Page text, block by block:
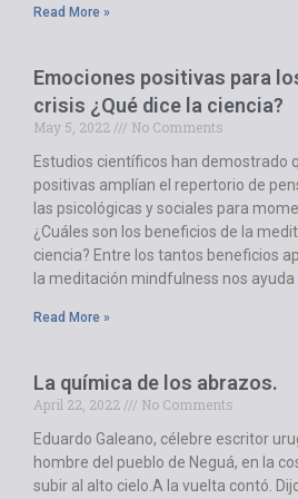
Read More »
Emociones positivas para
crisis ¿Qué dice la ciencia?
May 5, 2022
No Comments
Estudios científicos han demostrado
positivas amplían el repertorio de
las psicológicas y sociales para
¿Cuáles son los beneficios de la
ciencia? Entre los tantos beneficios
la meditación mindfulness nos ayuda
Read More »
La química de los abrazos.
April 22, 2022
No Comments
Eduardo Galeano, célebre escritor
hombre del pueblo de Neguá, en la
subir al alto cielo.A la vuelta contó.